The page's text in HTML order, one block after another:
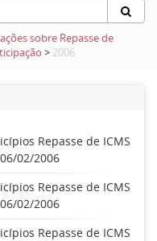
sobre Repasse de
> 2006
Repasse de ICMS
02/2006
Repasse de ICMS
02/2006
Repasse de ICMS